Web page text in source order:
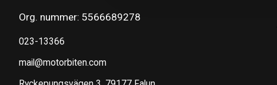
Org. nummer: 5566689278
023-13366
mail@motorbiten.com